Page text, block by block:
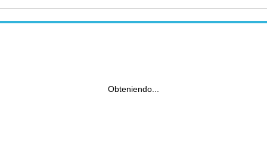
Obteniendo...